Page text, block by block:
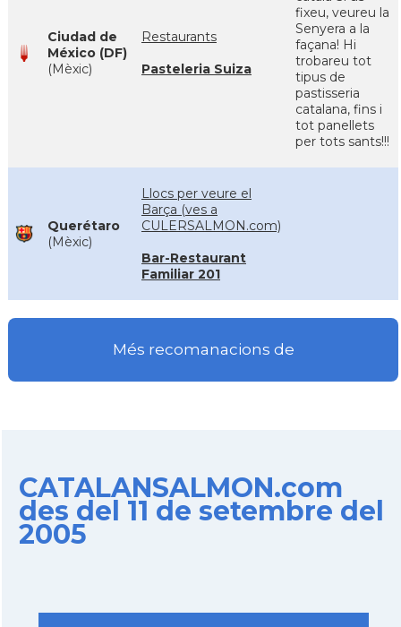
Ciudad de
México (DF)
(Mèxic)
Restaurants
Pasteleria Suiza
fixeu, veureu la
Senyera a la
façana! Hi
trobareu tot
tipus de
pastisseria
catalana, fins i
tot panellets
per tots sants!!!
Querétaro
(Mèxic)
Llocs per veure el
Barça (ves a
CULERSALMON.com)
Bar-Restaurant
Familiar 201
Més recomanacions de
CATALANSALMON.com
des del 11 de setembre del
2005